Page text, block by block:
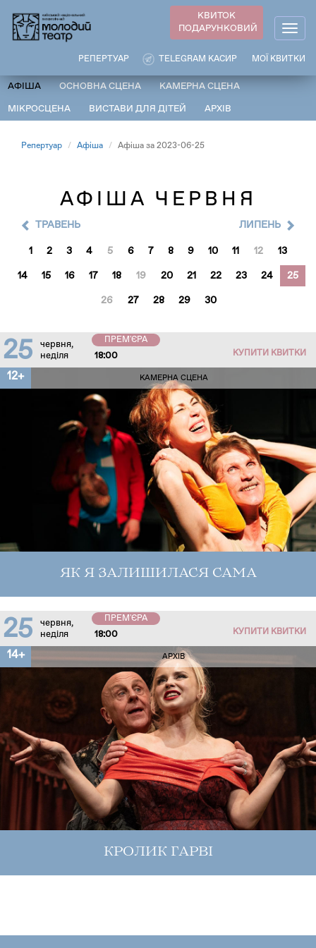
основного
КВИТОК
ПОДАРУНКОВИЙ
МОЇ КВИТКИ
TELEGRAM КАСИР
РЕПЕРТУАР
АФІША ОСНОВНА СЦЕНА КАМЕРНА СЦЕНА
МІКРОСЦЕНА ВИСТАВИ ДЛЯ ДІТЕЙ АРХІВ
Репертуар Афіша Афіша за 2023-06-25
АФІША ЧЕРВНЯ
ТРАВЕНЬ
1 2 3 4 5 6 7 8 9 10 11 12 13
14 15 16 17 18 19 20 21 22 23 24 25
26 27 28 29 30
ЛИПЕНЬ
25
червня,
неділя
18:00
ПРЕМ'ЄРА
КУПИТИ КВИТКИ
12+ КАМЕРНА СЦЕНА
ЯК Я ЗАЛИШИЛАСЯ САМА
25
червня,
неділя
18:00
ПРЕМ'ЄРА
КУПИТИ КВИТКИ
14+ АРХІВ
КРОЛИК ГАРВІ